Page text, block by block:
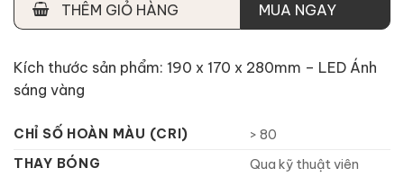
THÊM GIỎ HÀNG MUA NGAY
Kích thước sản phẩm: 190 x 170 x 280mm – LED Ánh
sáng vàng
CHỈ SỐ HOÀN MÀU (CRI)
> 80
THAY BÓNG
Qua kỹ thuật viên